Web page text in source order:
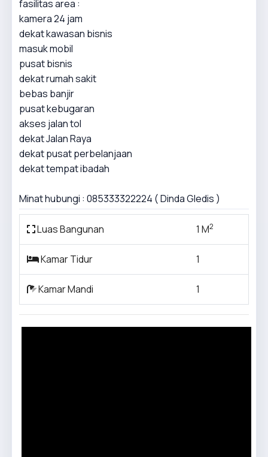
fasilitas area :
kamera 24 jam
dekat kawasan bisnis
masuk mobil
pusat bisnis
dekat rumah sakit
bebas banjir
pusat kebugaran
akses jalan tol
dekat Jalan Raya
dekat pusat perbelanjaan
dekat tempat ibadah
Minat hubungi : 085333322224 ( Dinda Gledis )
Luas Bangunan 1 M2
Kamar Tidur 1
Kamar Mandi 1